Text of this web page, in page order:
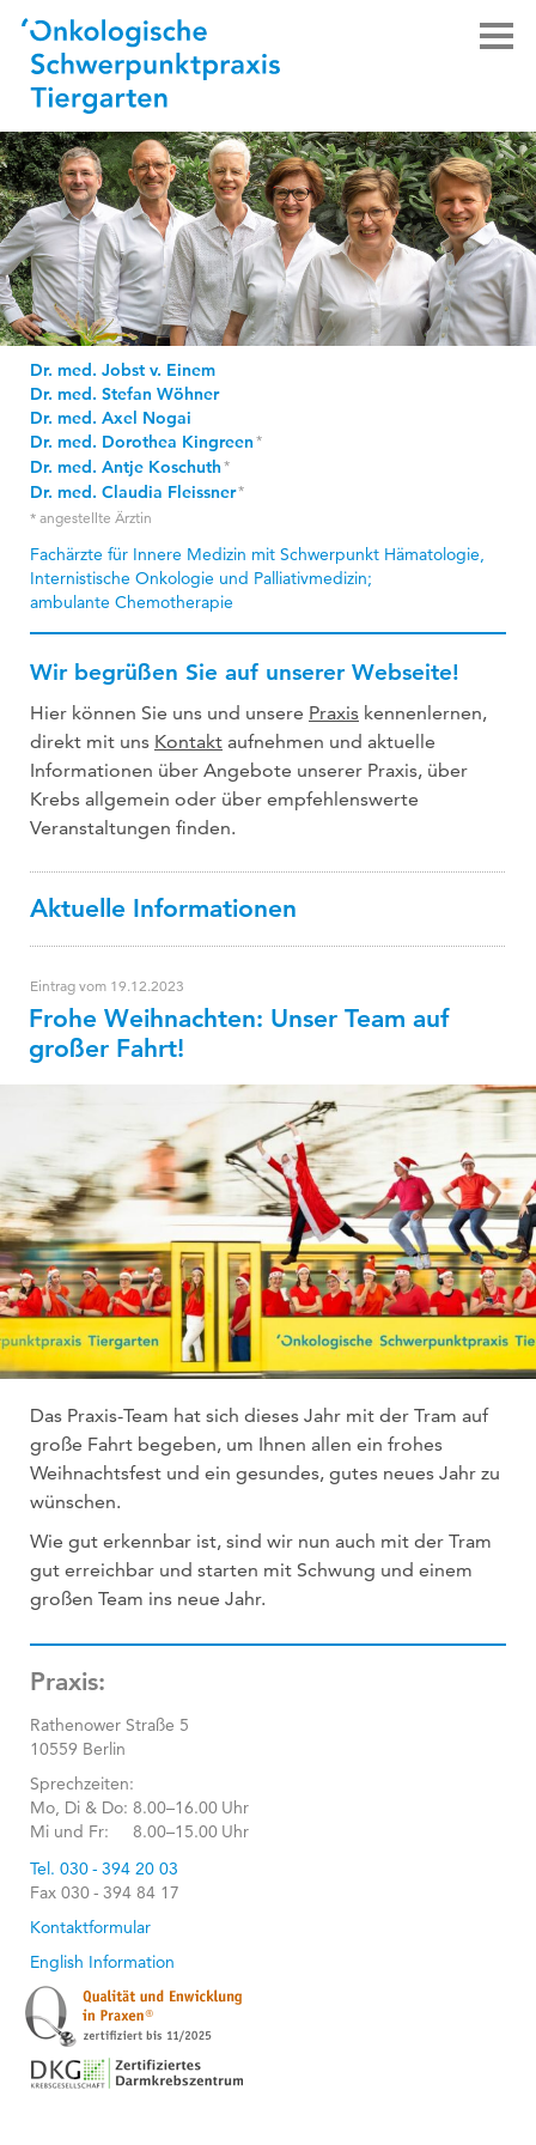
Dr. med. Jobst v. Einem
Dr. med. Stefan Wöhner
Dr. med. Axel Nogai
Dr. med. Dorothea Kingreen
Dr. med. Antje Koschuth
Dr. med. Claudia Fleissner
* angestellte Ärztin
Fachärzte für Innere Medizin mit Schwerpunkt Hämatologie,
Internistische Onkologie und Palliativmedizin;
ambulante Chemotherapie
Wir begrüßen Sie auf unserer Webseite!
Hier können Sie uns und unsere Praxis kennenlernen,
direkt mit uns Kontakt aufnehmen und aktuelle
Informationen über Angebote unserer Praxis, über
Krebs allgemein oder über empfehlenswerte
Veranstaltungen finden.
Aktuelle Informationen
Eintrag vom 19.12.2023
Frohe Weihnachten: Unser Team auf
großer Fahrt!
Das Praxis-Team hat sich dieses Jahr mit der Tram auf
große Fahrt begeben, um Ihnen allen ein frohes
Weihnachtsfest und ein gesundes, gutes neues Jahr zu
wünschen.
Wie gut erkennbar ist, sind wir nun auch mit der Tram
gut erreichbar und starten mit Schwung und einem
großen Team ins neue Jahr.
Praxis:
Rathenower Straße 5
10559 Berlin
Sprechzeiten:
Mo, Di & Do: 8.00–16.00 Uhr
Mi und Fr:
8.00–15.00 Uhr
Tel. 030 - 394 20 03
Fax 030 - 394 84 17
Kontaktformular
English Information